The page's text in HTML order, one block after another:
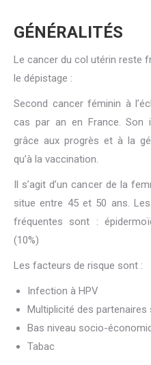
GÉNÉRALITÉS
Le cancer du col utérin reste
le dépistage :
Second cancer féminin à
cas par an en France. Son
grâce aux progrès et à la
qu’à la vaccination.
Il s’agit d’un cancer de la
situe entre 45 et 50 ans.
fréquentes sont :
(10%)
Les facteurs de risque sont :
Infection à HPV
Multiplicité des partenaires
Bas niveau socio-
Tabac